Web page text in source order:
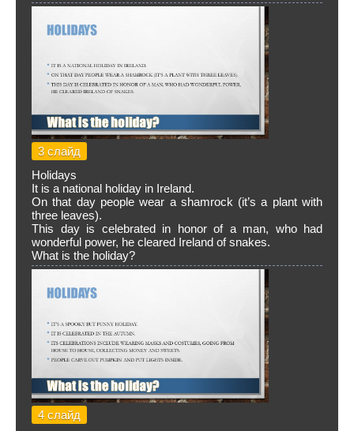
3 слайд
Holidays
It is a national holiday in Ireland.
On that day people wear a shamrock (it’s a plant with
three leaves).
This day is celebrated in honor of a man, who had
wonderful power, he cleared Ireland of snakes.
What is the holiday?
4 слайд